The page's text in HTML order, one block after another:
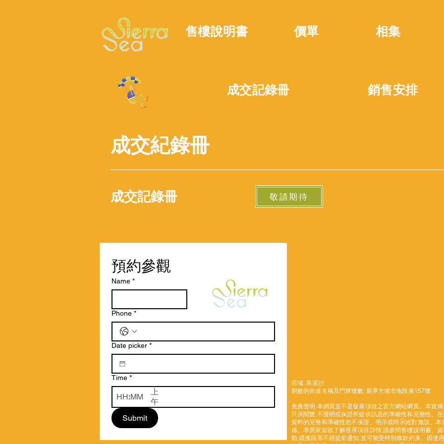
售樓說明書 價單 相集
​銷售安排
成交記錄冊
成交紀錄冊
成交記錄冊 敬請期待
預約參觀
Name *
Phone *
Date picker *
Time *
:
上
午
Submit
區域: 烏溪沙
期數的街道名稱及門牌號數: 新界大埔市地段第157號
免責聲明:本網頁並不是發展項目之官方網站網頁。本宣
只供閱覽;不聲明或保證所提供訊息的準確性和完整性。
資料的完整和準確性恕不保證、明示或暗示絕對無誤。
係。準買家如欲了解發展項目詳情,請參閱售樓說明書。
動,或撤回而不經提前通知,並可能受特別條款約束。因使